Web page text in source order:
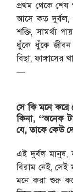
প্রথম থেকে শেষ
আসে কত দুর্বল,
শক্তি, সামর্থ্য
ধুঁকে ধুঁকে জীবন
বিছা,
—
সে কি মনে করে
কিনা, “অনেক
যে, তাকে কেউ
এই দুর্বল মানুষ,
বিরাম নেই, সেই
মনে করা শুরু